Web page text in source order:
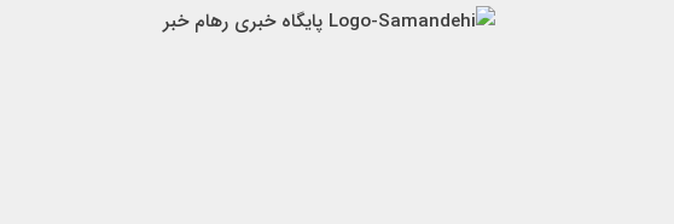
پایگاه خبری رهام خبر